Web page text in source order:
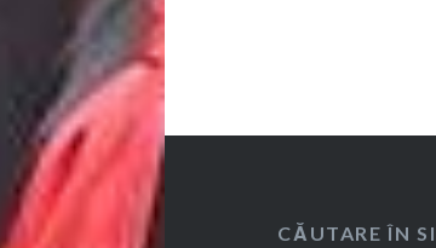
CĂUTARE ÎN